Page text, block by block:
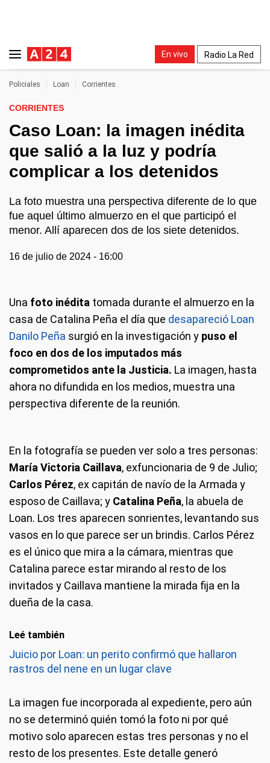
En vivo Radio La Red
Policiales Loan Corrientes
CORRIENTES
Caso Loan: la imagen inédita
que salió a la luz y podría
complicar a los detenidos
La foto muestra una perspectiva diferente de lo que
fue aquel último almuerzo en el que participó el
menor. Allí aparecen dos de los siete detenidos.
16 de julio de 2024 - 16:00
Una foto inédita tomada durante el almuerzo en la
casa de Catalina Peña el día que desapareció Loan
Danilo Peña surgió en la investigación y puso el
foco en dos de los imputados más
comprometidos ante la Justicia. La imagen, hasta
ahora no difundida en los medios, muestra una
perspectiva diferente de la reunión.
En la fotografía se pueden ver solo a tres personas:
María Victoria Caillava, exfuncionaria de 9 de Julio;
Carlos Pérez, ex capitán de navío de la Armada y
esposo de Caillava; y Catalina Peña, la abuela de
Loan. Los tres aparecen sonrientes, levantando sus
vasos en lo que parece ser un brindis. Carlos Pérez
es el único que mira a la cámara, mientras que
Catalina parece estar mirando al resto de los
invitados y Caillava mantiene la mirada fija en la
dueña de la casa.
Leé también
Juicio por Loan: un perito confirmó que hallaron
rastros del nene en un lugar clave
La imagen fue incorporada al expediente, pero aún
no se determinó quién tomó la foto ni por qué
motivo solo aparecen estas tres personas y no el
resto de los presentes. Este detalle generó